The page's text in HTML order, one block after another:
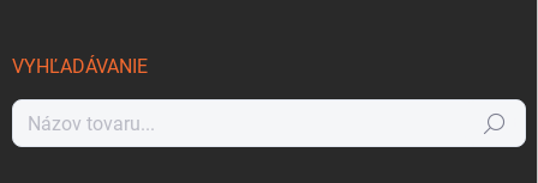
VYHĽADÁVANIE
Hľadať